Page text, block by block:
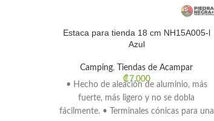
Estaca para tienda 18 cm NH15A005-l
Azul
Camping,
Tiendas de Acampar
₡7.000
• Hecho de aleación de aluminio, más
fuerte, más ligero y no se dobla
fácilmente. • Terminales cónicas para una